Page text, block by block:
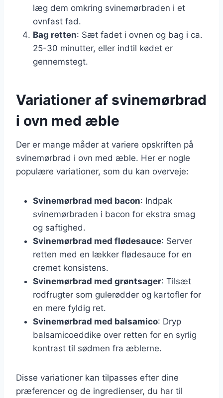
læg dem omkring svinemørbraden i et
ovnfast fad.
Bag retten: Sæt fadet i ovnen og bag i ca.
25-30 minutter, eller indtil kødet er
gennemstegt.
Variationer af svinemørbrad
i ovn med æble
Der er mange måder at variere opskriften på
svinemørbrad i ovn med æble. Her er nogle
populære variationer, som du kan overveje:
Svinemørbrad med bacon: Indpak
svinemørbraden i bacon for ekstra smag
og saftighed.
Svinemørbrad med flødesauce: Server
retten med en lækker flødesauce for en
cremet konsistens.
Svinemørbrad med grøntsager: Tilsæt
rodfrugter som gulerødder og kartofler for
en mere fyldig ret.
Svinemørbrad med balsamico: Dryp
balsamicoeddike over retten for en syrlig
kontrast til sødmen fra æblerne.
Disse variationer kan tilpasses efter dine
præferencer og de ingredienser, du har til